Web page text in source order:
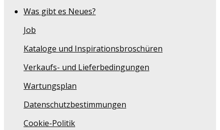
Was gibt es Neues?
Job
Kataloge und Inspirationsbroschüren
Verkaufs- und Lieferbedingungen
Wartungsplan
Datenschutzbestimmungen
Cookie-Politik